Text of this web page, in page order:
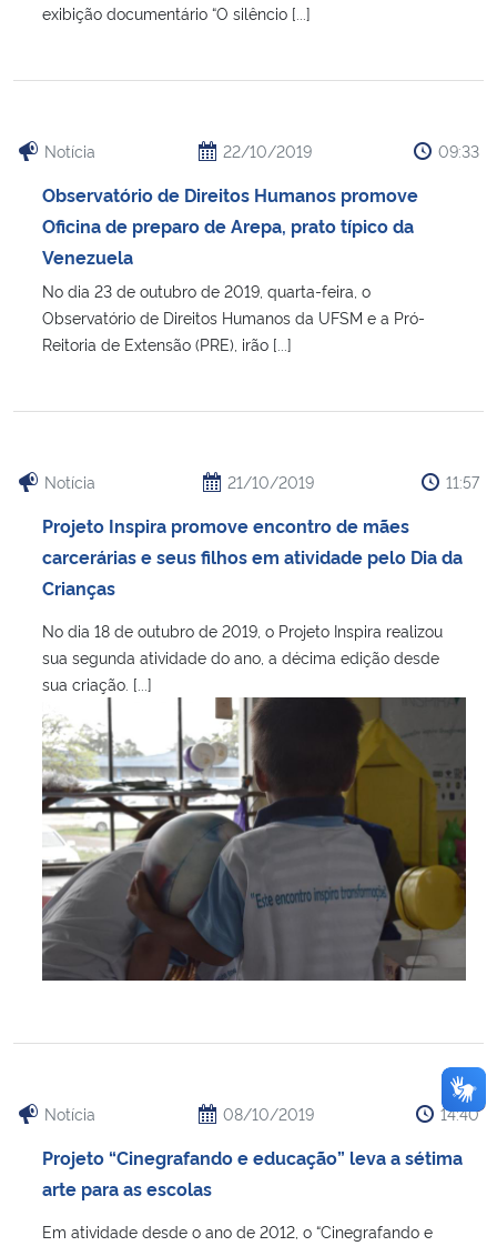
exibição documentário “O silêncio [...]
Notícia 22/10/2019 09:33
Observatório de Direitos Humanos promove
Oficina de preparo de Arepa, prato típico da
Venezuela
No dia 23 de outubro de 2019, quarta-feira, o
Observatório de Direitos Humanos da UFSM e a Pró-
Reitoria de Extensão (PRE), irão [...]
Notícia 21/10/2019 11:57
Projeto Inspira promove encontro de mães
carcerárias e seus filhos em atividade pelo Dia da
Crianças
No dia 18 de outubro de 2019, o Projeto Inspira realizou
sua segunda atividade do ano, a décima edição desde
sua criação. [...]
Notícia 08/10/2019 14:40
Projeto “Cinegrafando e educação” leva a sétima
arte para as escolas
Em atividade desde o ano de 2012, o “Cinegrafando e